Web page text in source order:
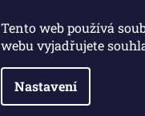
Tento web používá
webu vyjadřujete
Nastavení